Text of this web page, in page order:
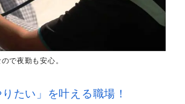
で夜勤も安心。
たい」を叶える職場！